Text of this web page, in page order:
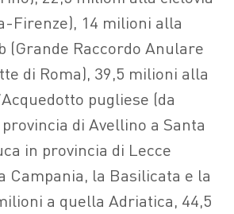
Firenze), 14 milioni alla
(Grande Raccordo Anulare
di Roma), 39,5 milioni alla
pugliese (da
di Avellino a Santa
in provincia di Lecce
Campania, la Basilicata e la
a quella Adriatica, 44,5